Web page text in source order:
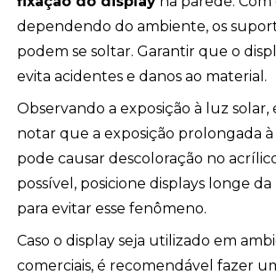
dependendo do ambiente, os
podem se soltar. Garantir que o
evita acidentes e danos ao material.
Observando a exposição à luz
notar que a exposição prolongada
pode causar descoloração no
possível, posicione displays longe
para evitar esse fenômeno.
Caso o display seja utilizado em
comerciais, é recomendável fazer